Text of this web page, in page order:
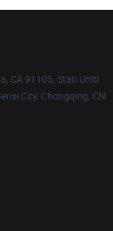
CA 91105, Stati Uniti
City, Chongqing, CN